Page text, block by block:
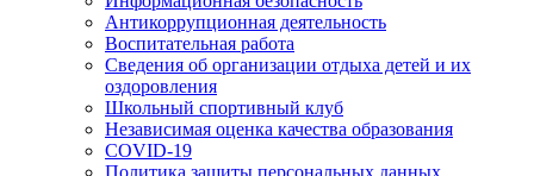
Антикоррупционная деятельность
Воспитательная работа
Сведения об организации отдыха детей и их
оздоровления
Школьный спортивный клуб
Независимая оценка качества образования
COVID-19
Политика защиты персональных данных